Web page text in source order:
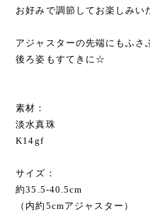
お好みで調節してお楽しみい
アジャスターの先端にもふさ
後ろ姿もすてきに☆
素材：
淡水真珠
K14gf
サイズ：
約35.5-40.5cm
（内約5cmアジャスター）